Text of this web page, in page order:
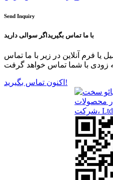
Send Inquiry
با ما تماس بگیرید اگر سوالی دارید
یا فرم آنلاین در زیر با ما تماس
اکنون تماس بگیرید!